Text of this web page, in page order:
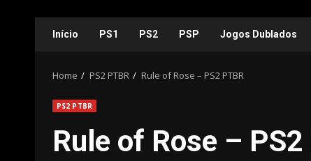
Início PS1 PS2 PSP Jogos Dublados
Home PS2 PTBR Rule of Rose – PS2 PTBR
PS2 PTBR
Rule of Rose – PS2